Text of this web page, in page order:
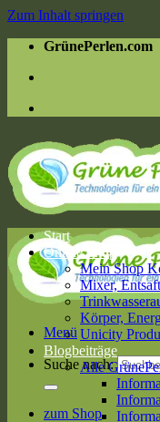
Zum Inhalt springen
GrünePerlen.com
Menü
Suche nach:
zum Shop
Start
Online Shop
Mein Shop
Mixer,
Körper,
Unicity
Blogbeiträge
Alle